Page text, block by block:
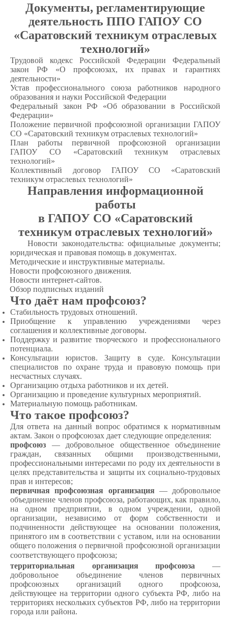
Документы, регламентирующие
деятельность ППО ГАПОУ СО
«Саратовский техникум отраслевых
технологий»
Трудовой кодекс Российской Федерации Федеральный
закон РФ «О профсоюзах, их правах и гарантиях
деятельности»
Устав профессионального союза работников народного
образования и науки Российской Федерации
Федеральный закон РФ «Об образовании в Российской
Федерации»
Положение первичной профсоюзной организации ГАПОУ
СО «Саратовский техникум отраслевых технологий»
План работы первичной профсоюзной организации
ГАПОУ СО «Саратовский техникум отраслевых
технологий»
Коллективный договор ГАПОУ СО «Саратовский
техникум отраслевых технологий»
Направления информационной
работы
в ГАПОУ СО «Саратовский
техникум отраслевых технологий»
Новости законодательства: официальные документы;
юридическая и правовая помощь в документах.
Методические и инструктивные материалы.
Новости профсоюзного движения.
Новости интернет-сайтов.
Обзор подписных изданий
Что даёт нам профсоюз?
Стабильность трудовых отношений.
Приобщение к управлению учреждениями через
соглашения и коллективные договоры.
Поддержку и развитие творческого и профессионального
потенциала.
Консультации юристов. Защиту в суде. Консультации
специалистов по охране труда и правовую помощь при
несчастных случаях.
Организацию отдыха работников и их детей.
Организацию и проведение культурных мероприятий.
Материальную помощь работникам.
Что такое профсоюз?
Для ответа на данный вопрос обратимся к нормативным
актам. Закон о профсоюзах дает следующие определения:
профсоюз — добровольное общественное объединение
граждан, связанных общими производственными,
профессиональными интересами по роду их деятельности в
целях представительства и защиты их социально-трудовых
прав и интересов;
первичная профсоюзная организация — добровольное
объединение членов профсоюза, работающих, как правило,
на одном предприятии, в одном учреждении, одной
организации, независимо от форм собственности и
подчиненности действующее на основании положения,
принятого им в соответствии с уставом, или на основании
общего положения о первичной профсоюзной организации
соответствующего профсоюза;
территориальная организация профсоюза —
добровольное объединение членов первичных
профсоюзных организаций одного профсоюза,
действующее на территории одного субъекта РФ, либо на
территориях нескольких субъектов РФ, либо на территории
города или района.